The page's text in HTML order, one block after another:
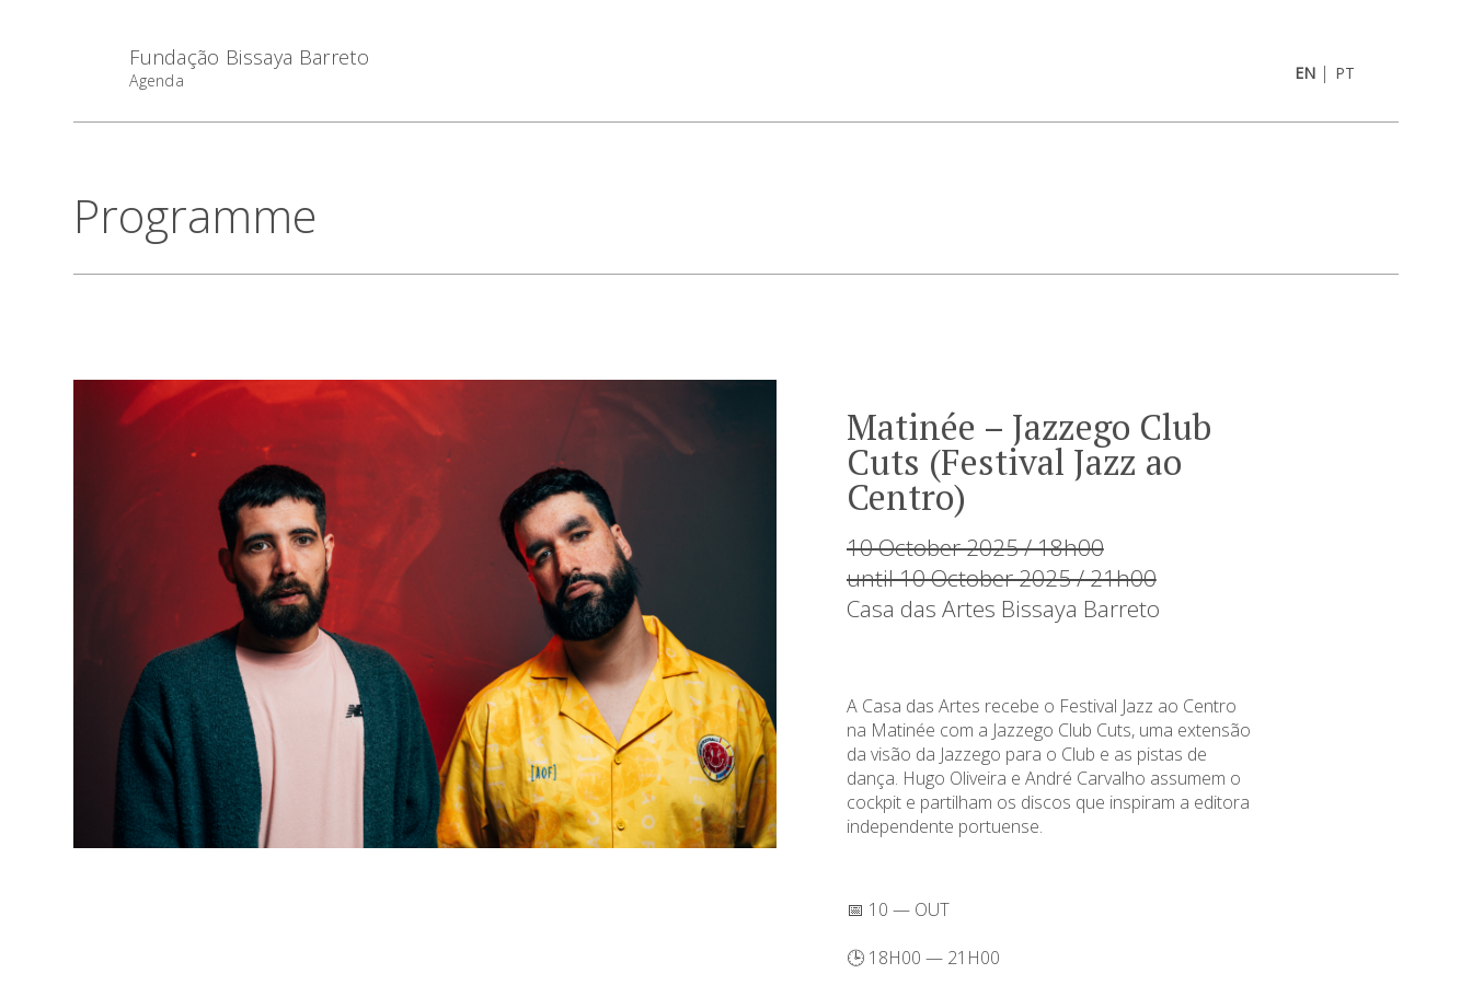
Fundação Bissaya Barreto
Agenda EN| PT
Programme
Matinée – Jazzego Club
Cuts (Festival Jazz ao
Centro)
10 October 2025 / 18h00
until 10 October 2025 / 21h00
Casa das Artes Bissaya Barreto
A Casa das Artes recebe o Festival Jazz ao Centro
na Matinée com a Jazzego Club Cuts, uma extensão
da visão da Jazzego para o Club e as pistas de
dança. Hugo Oliveira e André Carvalho assumem o
cockpit e partilham os discos que inspiram a editora
independente portuense.
📅 10 — OUT
🕒 18H00 — 21H00